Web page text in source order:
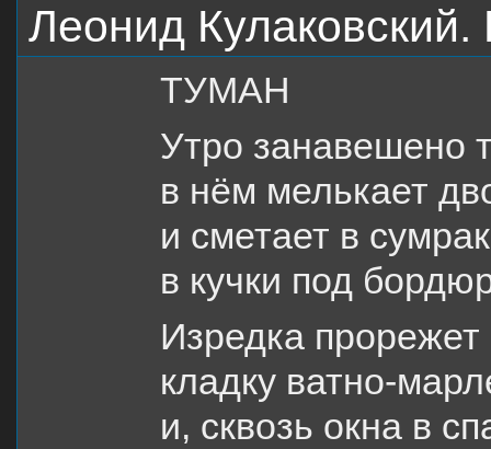
Леонид
ТУМАН
Утро занавешено
в нём мелькает
и сметает в
в кучки под
Изредка прорежет
кладку ватно-
и, сквозь окна в